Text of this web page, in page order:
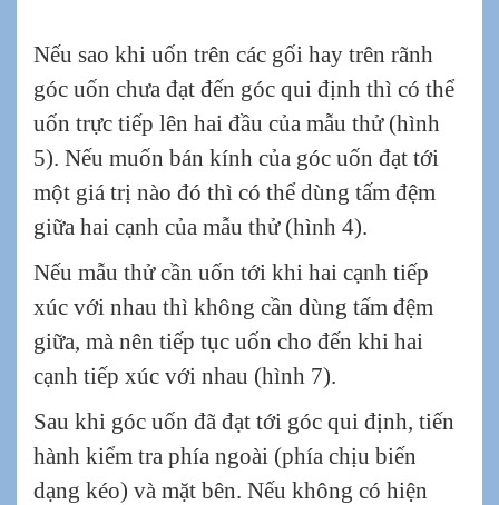
Nếu sao khi uốn trên các gối hay trên rãnh
góc uốn chưa đạt đến góc qui định thì có thể
uốn trực tiếp lên hai đầu của mẫu thử (hình
5). Nếu muốn bán kính của góc uốn đạt tới
một giá trị nào đó thì có thể dùng tấm đệm
giữa hai cạnh của mẫu thử (hình 4).
Nếu mẫu thử cần uốn tới khi hai cạnh tiếp
xúc với nhau thì không cần dùng tấm đệm
giữa, mà nên tiếp tục uốn cho đến khi hai
cạnh tiếp xúc với nhau (hình 7).
Sau khi góc uốn đã đạt tới góc qui định, tiến
hành kiểm tra phía ngoài (phía chịu biến
dạng kéo) và mặt bên. Nếu không có hiện